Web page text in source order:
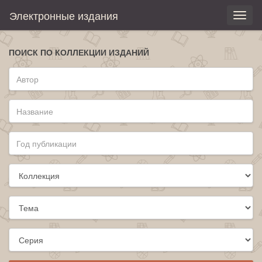
Электронные издания
ПОИСК ПО КОЛЛЕКЦИИ ИЗДАНИЙ